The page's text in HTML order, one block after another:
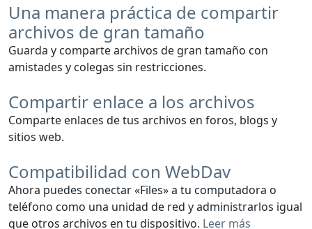
Una manera práctica de compartir
archivos de gran tamaño
Guarda y comparte archivos de gran tamaño con
amistades y colegas sin restricciones.
Compartir enlace a los archivos
Comparte enlaces de tus archivos en foros, blogs y
sitios web.
Compatibilidad con WebDav
Ahora puedes conectar «Files» a tu computadora o
teléfono como una unidad de red y administrarlos igual
que otros archivos en tu dispositivo. Leer más